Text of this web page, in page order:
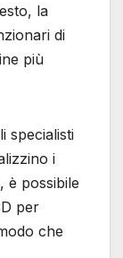
la
di
più
specialisti
i
è possibile
per
che